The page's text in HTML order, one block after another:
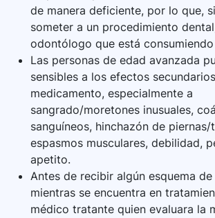
de manera deficiente, por lo que,
someter a un procedimiento
odontólogo que está
Las personas de edad avanzada
sensibles a los efectos
medicamento, especialmente a
sangrado/moretones inusuales,
sanguíneos, hinchazón de
espasmos musculares, debilidad,
apetito.
Antes de recibir algún esquema
mientras se encuentra en
médico tratante quien evaluara la